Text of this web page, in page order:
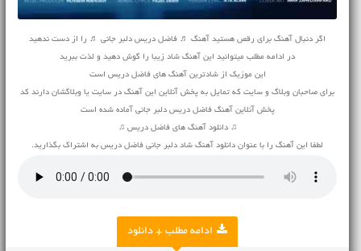
اگر دنبال آهنگ برای رقص هستید آهنگ ♬ فاضل دریس دلبر جانی ♬ را از دست ندهید
در ادامه مطلب میتوانید این آهنگ شاد زیبا را گوش دهید و لذت ببرید
این موزیک از شادترین آهنگ های فاضل دریس است
برای صاحبان وبلاگ و سایت که تمایل به پخش آنلاین این آهنگ در سایت یا وبلاگشان دارند کد
پخش آنلاین آهنگ فاضل دریس دلبر جانی آماده شده است
♫ دانلود آهنگ های فاضل دریس ♫
لطفا این آهنگ را با عنوان دانلود آهنگ شاد دلبر جانی فاضل دریس به اشتراک بگذارید.
ادامه مطلب + دانلود